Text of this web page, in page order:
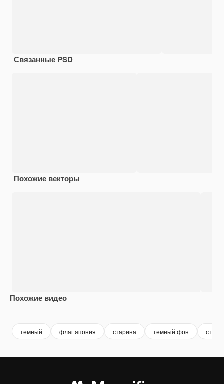
Связанные PSD
Похожие векторы
Похожие видео
темный флаг япония старина темный фон